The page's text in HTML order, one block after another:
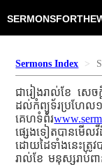
Sermons Index
ជារៀងរាល់ខែ សេ
ដល់កំព្យូទ័រប្រហែល
គេហទំព័រ
ផ្សេងទៀតបានមើ
ដោយដៃទាំងនេះត្
រាល់ខែ មនុស្សរាប់ពា